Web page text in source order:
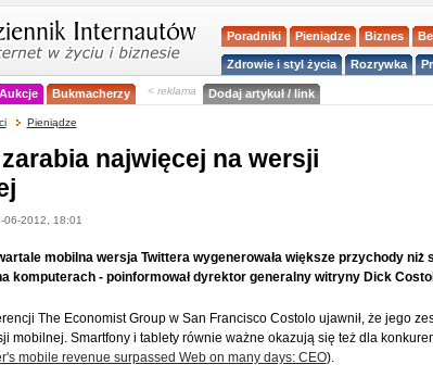
Poradniki Pieniądze Biznes
Zdrowie i styl życia Rozrywka
Aukcje Bukmacherzy < reklama Dodaj artykuł / link
Pieniądze
najwięcej na wersji
2012, 18:01
mobilna wersja Twittera wygenerowała większe przychody niż
komputerach - poinformował dyrektor generalny witryny Dick
The Economist Group w San Francisco Costolo ujawnił, że jego
mobilnej. Smartfony i tablety równie ważne okazują się też dla
mobile revenue surpassed Web on many days: CEO).